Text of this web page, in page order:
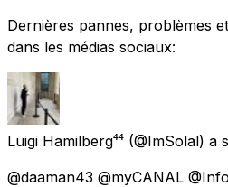
Dernières pannes, problèmes
dans les médias sociaux:
Luigi Hamilberg⁴⁴ (@ImSolal) a
@daaman43 @myCANAL